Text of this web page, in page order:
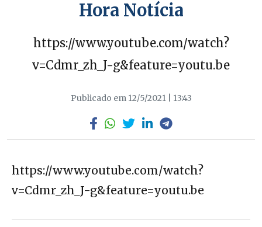
Hora Notícia
https://www.youtube.com/watch?
v=Cdmr_zh_J-g&feature=youtu.be
Publicado em 12/5/2021 | 13:43
https://www.youtube.com/watch?
v=Cdmr_zh_J-g&feature=youtu.be